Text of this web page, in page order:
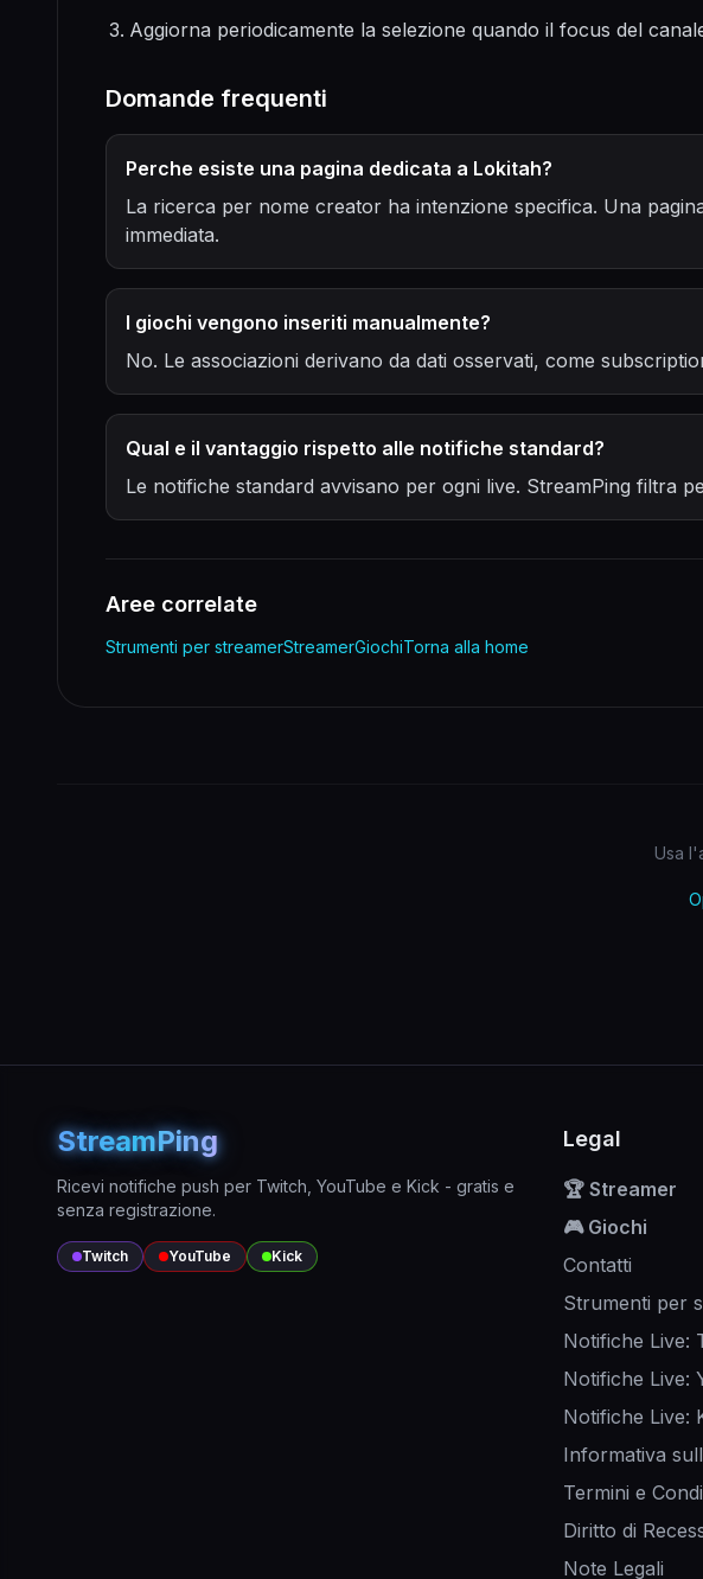
Aggiorna periodicamente la selezione quando il focus del
Domande frequenti
Perche esiste una pagina dedicata a Lokitah?
La ricerca per nome creator ha intenzione specifica. Una
immediata.
I giochi vengono inseriti manualmente?
No. Le associazioni derivano da dati osservati, come
Qual e il vantaggio rispetto alle notifiche standard?
Le notifiche standard avvisano per ogni live. StreamPing filtra
Aree correlate
Strumenti per streamerStreamerGiochiTorna alla home
Usa
StreamPing
Ricevi notifiche push per Twitch, YouTube e Kick - gratis e
senza registrazione.
Twitch YouTube Kick
Legal
🏆 Streamer
🎮 Giochi
Contatti
Strumenti per
Notifiche Live:
Notifiche Live:
Notifiche Live:
Informativa
Termini e
Diritto di
Note Legali